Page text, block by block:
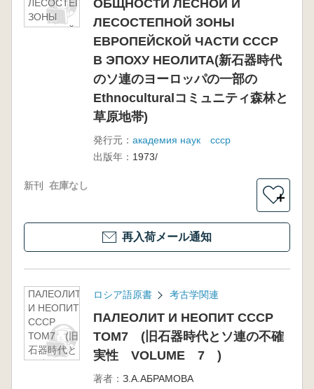
ЛЕСОСТЕПНОЙ
ЗОНЫ
ЕВРОПЕЙСКОЙ
ЧАСТИ СССР В
НЕОЛИТА(新石器時
代のソ連のヨーロッ
Ethnoculturalコミュ
ОБЩНОСТИ ЛЕСНОЙ И
ЛЕСОСТЕПНОЙ ЗОНЫ
ЕВРОПЕЙСКОЙ ЧАСТИ СССР
В ЭПОХУ НЕОЛИТА(新石器時代
のソ連のヨーロッパの一部の
Ethnoculturalコミュニティ森林と
草原地帯)
発行元： академия наук ссср
出版年： 1973/
新刊 在庫なし
＋
再入荷メール通知
ПАЛЕОЛИТ
И НЕОПИТ
СССР
ТОМ7 (旧
石器時代と
ソ連の不確
ロシア語原書 考古学関連
ПАЛЕОЛИТ И НЕОПИТ СССР
ТОМ7 (旧石器時代とソ連の不確
実性 VOLUME 7 )
著者： З.А.АБРАМОВА